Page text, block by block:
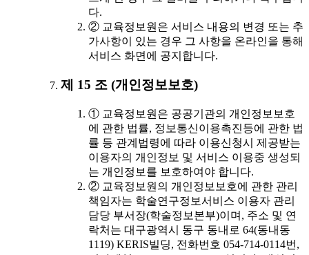
다.
② 교육정보원은 서비스 내용의 변경 또는 추
가사항이 있는 경우 그 사항을 온라인을 통해
서비스 화면에 공지합니다.
제 15 조 (개인정보보호)
① 교육정보원은 공공기관의 개인정보보호
에 관한 법률, 정보통신이용촉진등에 관한 법
률 등 관계법령에 따라 이용신청시 제공받는
이용자의 개인정보 및 서비스 이용중 생성되
는 개인정보를 보호하여야 합니다.
② 교육정보원의 개인정보보호에 관한 관리
책임자는 학술연구정보서비스 이용자 관리
담당 부서장(학술정보본부)이며, 주소 및 연
락처는 대구광역시 동구 동내로 64(동내동
1119) KERIS빌딩, 전화번호 054-714-0114번,